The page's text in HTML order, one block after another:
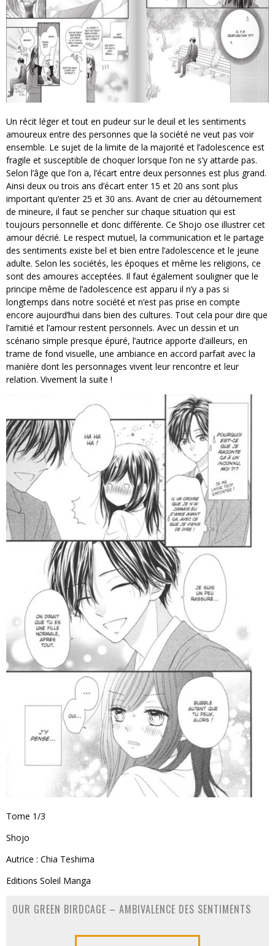
Un récit léger et tout en pudeur sur le deuil et les sentiments
amoureux entre des personnes que la société ne veut pas voir
ensemble. Le sujet de la limite de la majorité et l’adolescence est
fragile et susceptible de choquer lorsque l’on ne s’y attarde pas.
Selon l’âge que l’on a, l’écart entre deux personnes est plus grand.
Ainsi deux ou trois ans d’écart enter 15 et 20 ans sont plus
important qu’enter 25 et 30 ans. Avant de crier au détournement
de mineure, il faut se pencher sur chaque situation qui est
toujours personnelle et donc différente. Ce Shojo ose illustrer cet
amour décrié. Le respect mutuel, la communication et le partage
des sentiments existe bel et bien entre l’adolescence et le jeune
adulte. Selon les sociétés, les époques et même les religions, ce
sont des amoures acceptées. Il faut également souligner que le
principe même de l’adolescence est apparu il n’y a pas si
longtemps dans notre société et n’est pas prise en compte
encore aujourd’hui dans bien des cultures. Tout cela pour dire que
l’amitié et l’amour restent personnels. Avec un dessin et un
scénario simple presque épuré, l’autrice apporte d’ailleurs, en
trame de fond visuelle, une ambiance en accord parfait avec la
manière dont les personnages vivent leur rencontre et leur
relation. Vivement la suite !
Tome 1/3
Shojo
Autrice : Chia Teshima
Editions Soleil Manga
OUR GREEN BIRDCAGE – AMBIVALENCE DES SENTIMENTS